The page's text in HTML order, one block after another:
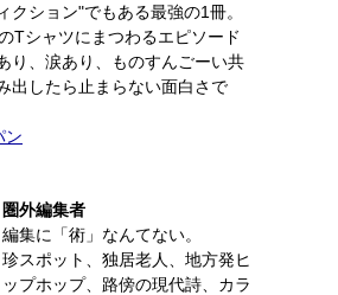
クション"でもある最強の1冊。
Tシャツにまつわるエピソード
り、涙あり、ものすんごーい共
したら止まらない面白さで
ン
圏外編集者
編集に「術」なんてない。
珍スポット、独居老人、地方発ヒ
ップホップ、路傍の現代詩、カラ